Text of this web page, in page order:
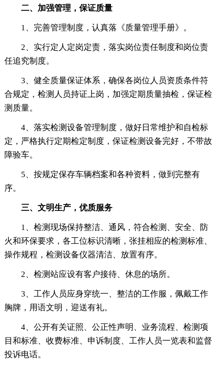
二、加强管理，保证质量
1、完善管理制度，认真落《质量管理手册》。
2、实行定人定岗定责，落实岗位责任制度和岗位责
任追究制度。
3、健全质量保证体系，确保各岗位人员资质条件符
合规定，检测人员持证上岗，加强定期质量抽检，保证检
测质量。
4、落实检测设备管理制度，做好日常维护和自检标
定，严格执行定期检定制度，保证检测设备完好，不带故
障验车。
5、按规定保存车辆档案和各种资料，做到完整有
序。
三、文明生产，优质服务
1、检测现场保持整洁、通风，符合检测、安全、防
火和环保要求，各工位标识清晰，张挂相应的检测标准、
操作规程，检测设备仪器清洁、放置有序。
2、检测站应设有客户接待、休息的场所。
3、工作人员应身穿统一、整洁的工作服，佩戴工作
胸牌，用语文明，迎送有礼。
4、公开有关证照、公正性声明、业务流程、检测项
目和标准、收费标准、申诉制度、工作人员一览表和监督
投诉电话。